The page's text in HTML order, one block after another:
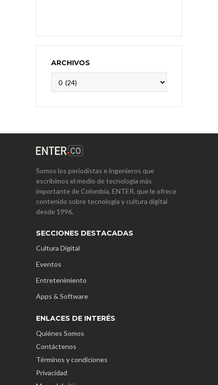
ARCHIVOS
Somos los periodistas e ingenieros que
escribimos el medio de tecnología más
importante de Colombia, ENTER, que le ofrece
contenido sobre tecnología y cultura digital
desde 1996.
SECCIONES DESTACADAS
Cultura Digital
Eventos
Entretenimiento
Apps & Software
ENLACES DE INTERÉS
Quiénes Somos
Contáctenos
Términos y condiciones
Privacidad